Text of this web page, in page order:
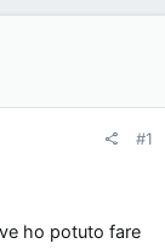
#1
ho potuto fare